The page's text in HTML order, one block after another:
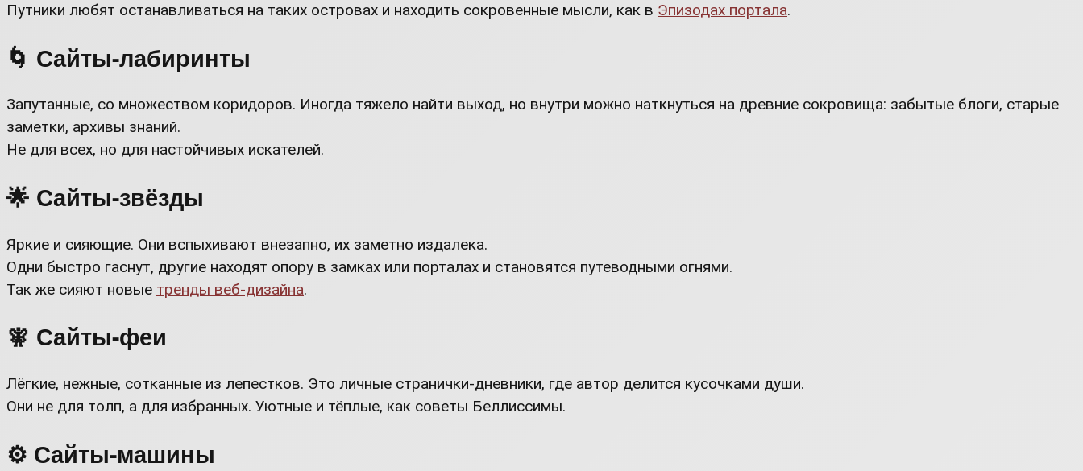
Путники любят останавливаться на таких островах и находить сокровенные мысли, как в Эпизодах портала.
🌀 Сайты-лабиринты
Запутанные, со множеством коридоров. Иногда тяжело найти выход, но внутри можно наткнуться на древние сокровища: забытые блоги, старые
заметки, архивы знаний.
Не для всех, но для настойчивых искателей.
🌟 Сайты-звёзды
Яркие и сияющие. Они вспыхивают внезапно, их заметно издалека.
Одни быстро гаснут, другие находят опору в замках или порталах и становятся путеводными огнями.
Так же сияют новые тренды веб-дизайна.
🧚 Сайты-феи
Лёгкие, нежные, сотканные из лепестков. Это личные странички-дневники, где автор делится кусочками души.
Они не для толп, а для избранных. Уютные и тёплые, как советы Беллиссимы.
⚙️ Сайты-машины